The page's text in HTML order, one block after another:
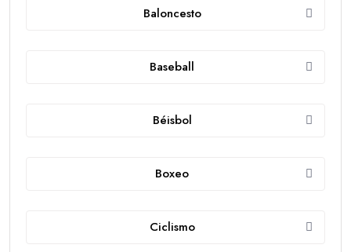
Baloncesto
Baseball
Béisbol
Boxeo
Ciclismo